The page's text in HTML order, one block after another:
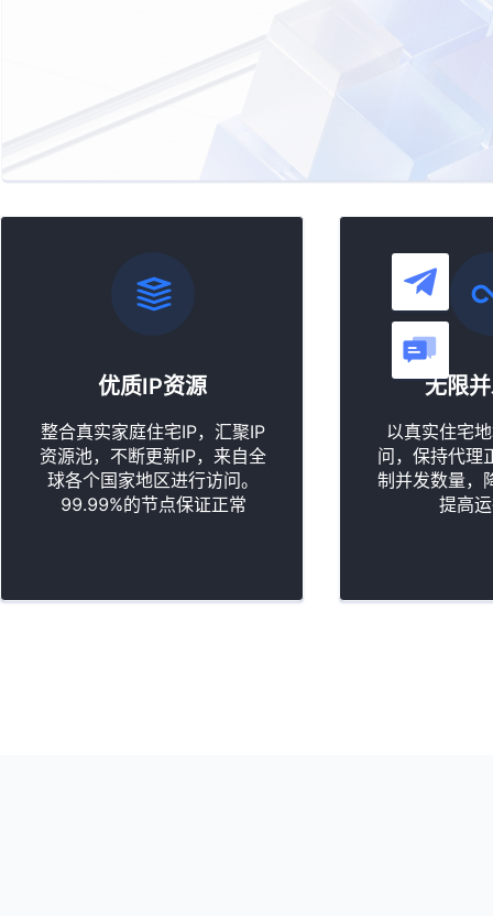
优质IP资源
整合真实家庭住宅IP，汇聚IP
资源池，不断更新IP，来自全
球各个国家地区进行访问。
99.99%的节点保证正常
无限
以真实住宅
问，保持代理
制并发数量，
提高